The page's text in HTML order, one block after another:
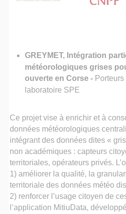
GREYMET, Intégration
météorologiques grises
ouverte en Corse -
laboratoire SPE
Ce projet vise à enrichir et à
données météorologiques
intégrant des données dites «
non académiques : capteurs
territoriales, opérateurs privés.
1) améliorer la qualité, la
territoriale des données météo
2) renforcer l’usage citoyen de
l’application MitiuData,